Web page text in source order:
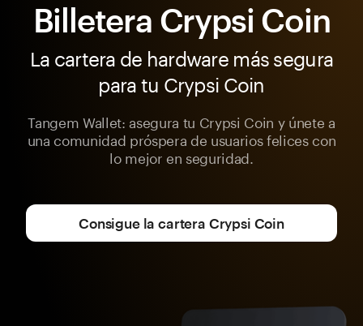
Billetera Crypsi Coin
La cartera de hardware más segura
para tu Crypsi Coin
Tangem Wallet: asegura tu Crypsi Coin y únete a
una comunidad próspera de usuarios felices con
lo mejor en seguridad.
Consigue la cartera Crypsi Coin